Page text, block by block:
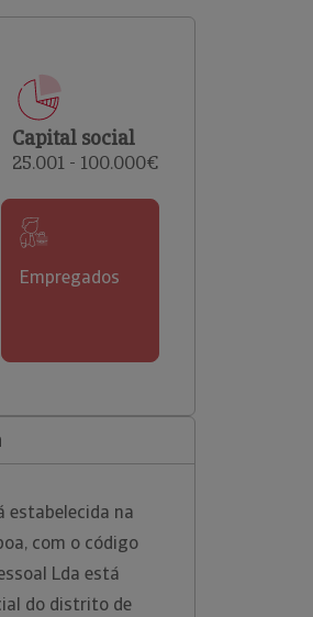
o risco de incumprimento dos
Capital social
25.001 - 100.000€
Empregados
estabelecida na
com o código
Lda está
do distrito de